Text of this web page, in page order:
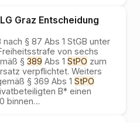
Graz Entscheidung
nach § 87 Abs 1 StGB unter
von sechs
§ 389 Abs 1 StPO zum
verpflichtet. Weiters
§ 369 Abs 1 StPO
B* einen
binnen…